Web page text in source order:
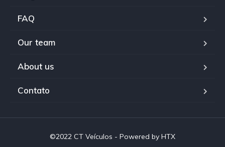
FAQ
Our team
About us
Contato
©2022 CT Veículos - Powered by HTX